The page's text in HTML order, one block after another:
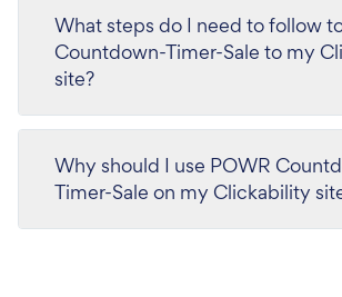
What steps do I need to follow
Countdown-Timer-Sale to my
site?
Why should I use POWR
Timer-Sale on my Clickability